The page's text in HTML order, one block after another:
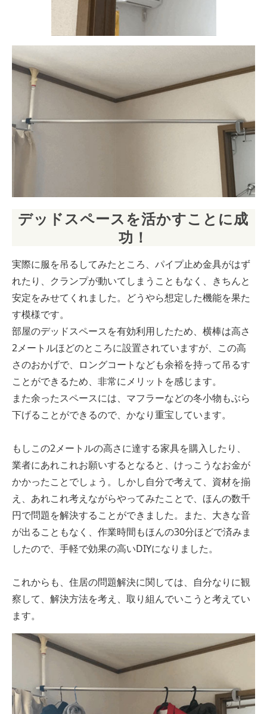
デッドスペースを活かすことに成
功！
実際に服を吊るしてみたところ、パイプ止め金具がはず
れたり、クランプが動いてしまうこともなく、きちんと
安定をみせてくれました。どうやら想定した機能を果た
す模様です。
部屋のデッドスペースを有効利用したため、横棒は高さ
2メートルほどのところに設置されていますが、この高
さのおかげで、ロングコートなども余裕を持って吊るす
ことができるため、非常にメリットを感じます。
また余ったスペースには、マフラーなどの冬小物もぶら
下げることができるので、かなり重宝しています。
もしこの2メートルの高さに達する家具を購入したり、
業者にあれこれお願いするとなると、けっこうなお金が
かかったことでしょう。しかし自分で考えて、資材を揃
え、あれこれ考えながらやってみたことで、ほんの数千
円で問題を解決することができました。また、大きな音
が出ることもなく、作業時間もほんの30分ほどで済みま
したので、手軽で効果の高いDIYになりました。
これからも、住居の問題解決に関しては、自分なりに観
察して、解決方法を考え、取り組んでいこうと考えてい
ます。